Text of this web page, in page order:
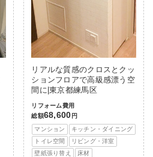
リアルな質感のクロスとクッ
ションフロアで高級感漂う空
間に|東京都練馬区
リフォーム費用
総額68,600 円
マンション
キッチン・ダイニング
トイレ空間
リビング・洋室
壁紙張り替え
床材